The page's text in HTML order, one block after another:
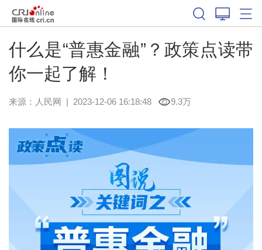
什么是“普惠金融”？政策点读带
你一起了解！
来源： 人民网 | 2023-12-06 16:18:48 9.3万